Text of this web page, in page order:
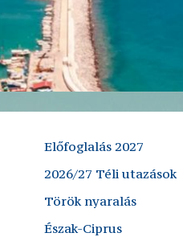
Előfoglalás 2027
2026/27 Téli utazások
Török nyaralás
Észak-Ciprus